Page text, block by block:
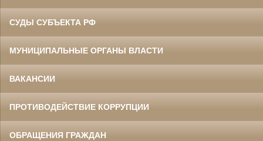
СУДЫ СУБЪЕКТА РФ
МУНИЦИПАЛЬНЫЕ ОРГАНЫ ВЛАСТИ
ВАКАНСИИ
ПРОТИВОДЕЙСТВИЕ КОРРУПЦИИ
ОБРАЩЕНИЯ ГРАЖДАН